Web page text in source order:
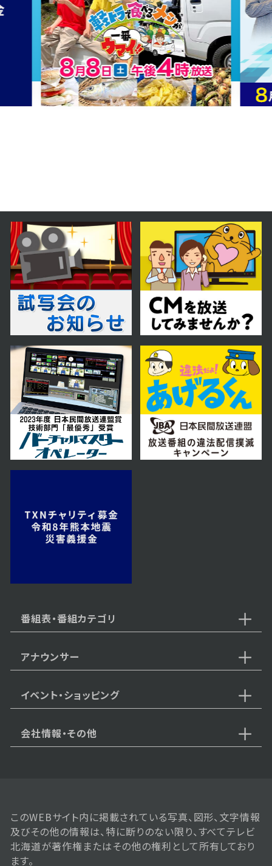
番組表・番組カテゴリ
アナウンサー
イベント・ショッピング
会社情報・その他
このWEBサイト内に掲載されている写真、図形、文字情報
及びその他の情報は、特に断りのない限り、すべてテレビ
北海道が著作権またはその他の権利として所有しており
ます。